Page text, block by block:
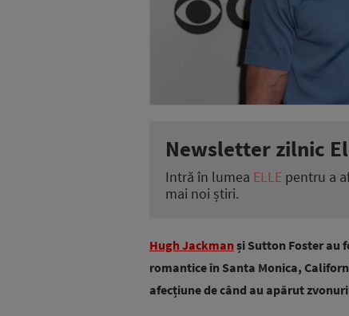
Newsletter zilnic
Intră în lumea ELLE pentru a
mai noi știri.
Hugh Jackmanși Sutton Foster au
romantice în Santa Monica,
afecțiune de când au apărut